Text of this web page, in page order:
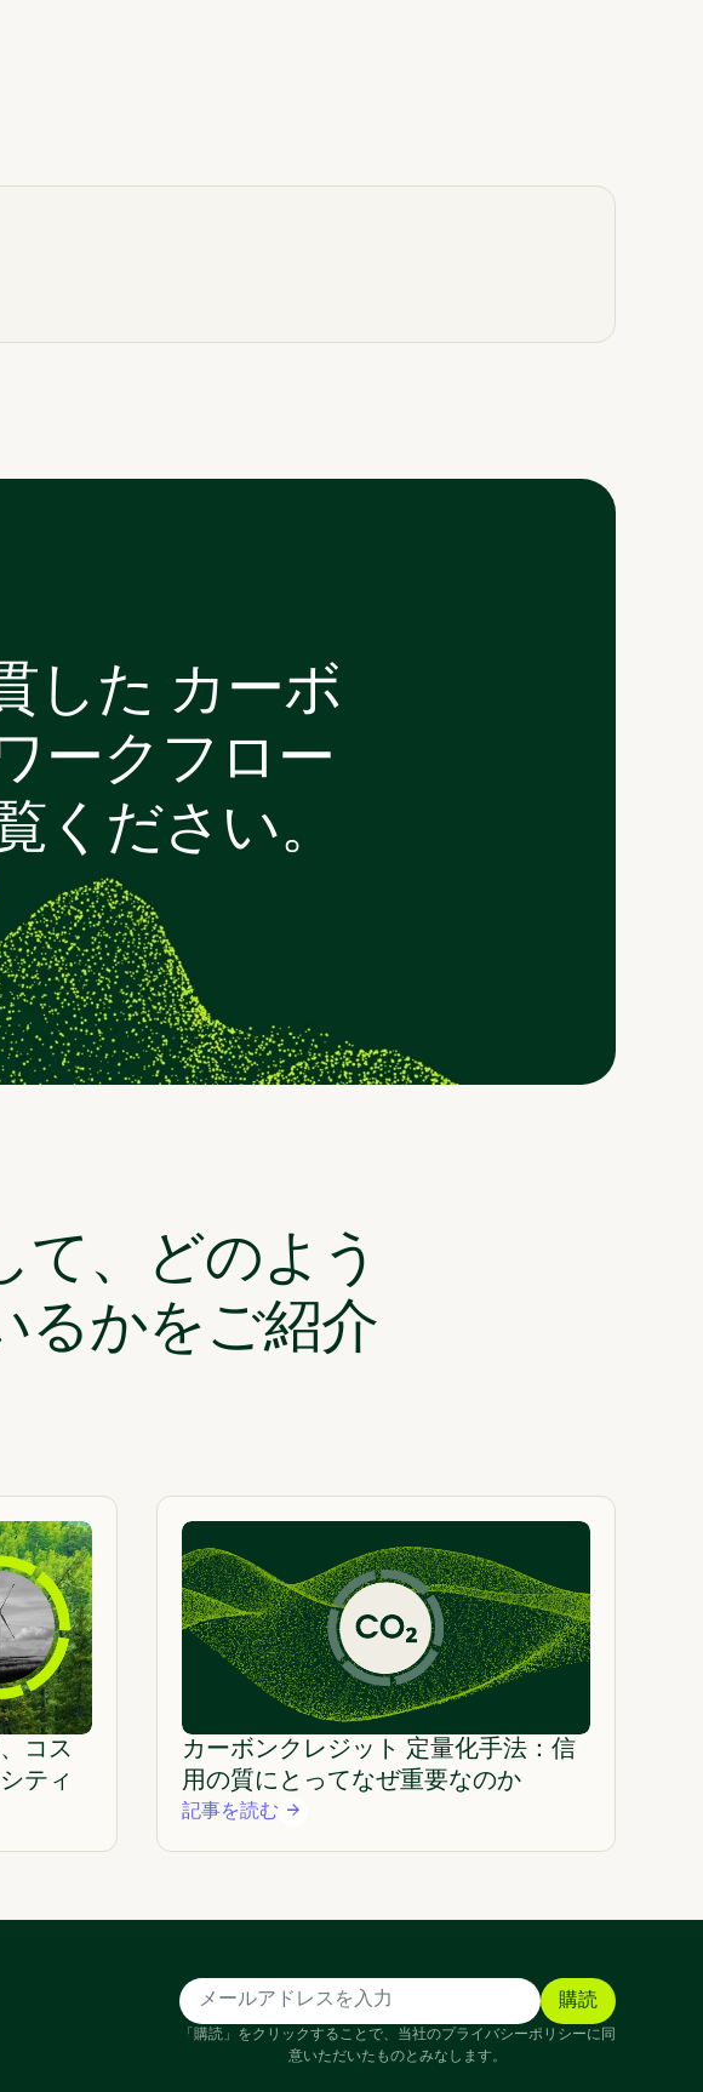
した カーボ
ークフロー
ください。
て、どのよう
るかをご紹介
コス
ティ
カーボンクレジット 定量化手法：信
用の質にとってなぜ重要なのか
記事を読む
「購読」をクリックすることで、当社のプライバシーポリシーに同
意いただいたものとみなします。